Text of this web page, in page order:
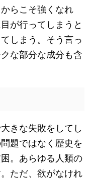
らこそ強くなれ
が行ってしまうと
しまう。そう言っ
な部分な成分も含
きな失敗をしてし
題ではなく歴史を
。あらゆる人類の
ただ、欲がなけれ